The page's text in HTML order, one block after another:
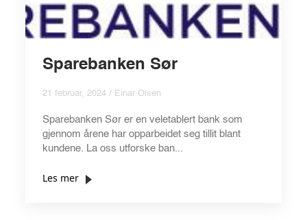
Sparebanken Sør
21 februar, 2024 / Einar Olsen
Sparebanken Sør er en veletablert bank som
gjennom årene har opparbeidet seg tillit blant
kundene. La oss utforske ban...
Les mer